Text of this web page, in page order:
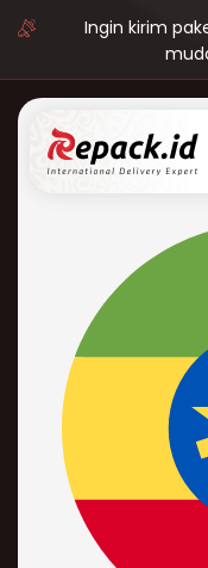
Ingin kirim